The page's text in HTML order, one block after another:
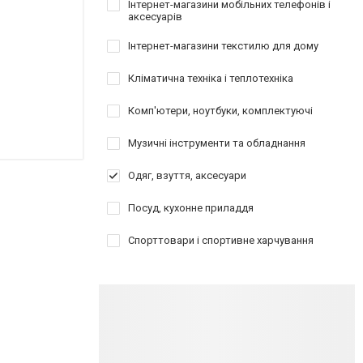
Інтернет-магазини мобільних телефонів і
аксесуарів
Інтернет-магазини текстилю для дому
Кліматична техніка і теплотехніка
Комп'ютери, ноутбуки, комплектуючі
Музичні інструменти та обладнання
Одяг, взуття, аксесуари
Посуд, кухонне приладдя
Спорттовари і спортивне харчування